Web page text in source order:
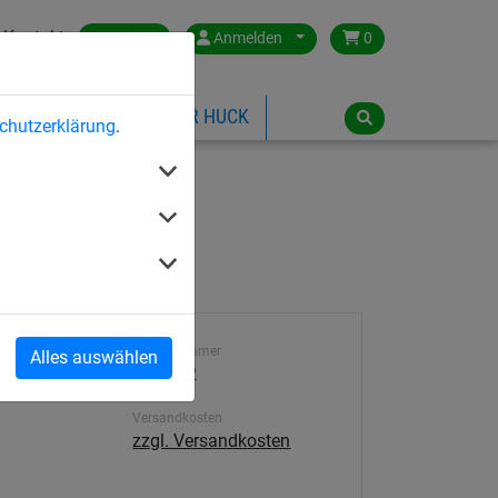
.
Alles auswählen
Kontakt Austria Anmelden 0
ÜBER HUCK
Artikelnummer
46500-2
Versandkosten
zzgl. Versandkosten